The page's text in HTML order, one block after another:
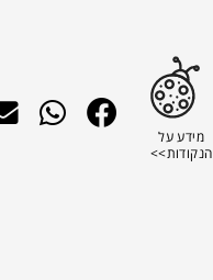
מידע על
הנקודות>>